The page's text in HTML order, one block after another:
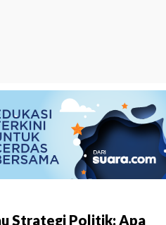
Strategi Politik: Apa